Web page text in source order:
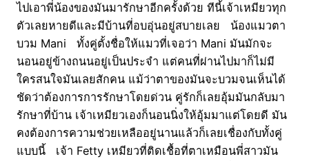
ไปเอาพี่น้องของมันมารักษาอีกครั้งด้วย ทีนี้เจ้าเหมียวทุก
ตัวเลยหายดีและมีบ้านที่อบอุ่นอยู่สบายเลย น้องแมวตา
บวม Mani ทั้งคู่ตั้งชื่อให้แมวที่เจอว่า Mani มันมักจะ
นอนอยู่ข้างถนนอยู่เป็นประจำ แต่คนที่ผ่านไปมาก็ไม่มี
ใครสนใจมันเลยสักคน แม้ว่าตาของมันจะบวมจนเห็นได้
ชัดว่าต้องการการรักษาโดยด่วน คู่รักก็เลยอุ้มมันกลับมา
รักษาที่บ้าน เจ้าเหมียวเองก็นอนนิ่งให้อุ้มมาแต่โดยดี มัน
คงต้องการความช่วยเหลืออยู่นานแล้วก็เลยเชื่องกับทั้งคู่
แบบนี้ เจ้า Fetty เหมียวที่ติดเชื้อที่ตาเหมือนพี่สาวมัน